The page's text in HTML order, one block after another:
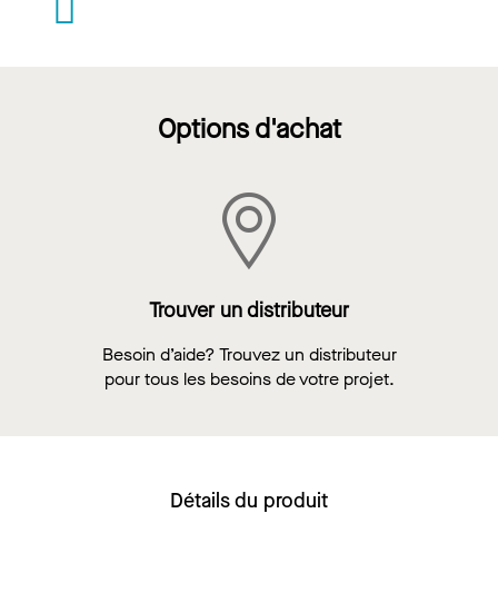
Options d'achat
Trouver un distributeur
Besoin d’aide? Trouvez un distributeur
pour tous les besoins de votre projet.
Détails du produit